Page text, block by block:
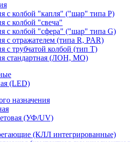
с колбой "капля" ("шар" типа P)
с колбой "свеча"
с колбой "сфера" ("шар" типа G)
с отражателем (типа R, PAR)
с трубчатой колбой (тип T)
стандартная (ЛОН, МО)
(LED)
назначения
(УФ/UV)
(КЛЛ интегрированные)